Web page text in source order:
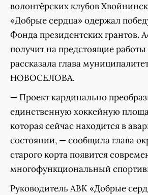
волонтёрских клубов
«Добрые сердца» одержал
Фонда президентских грантов.
получит на предстоящие работы
рассказала глава
НОВОСЕЛОВА.
— Проект кардинально
единственную хоккейную
которая сейчас находится в
состоянии, — сообщила глава
старого корта появится
многофункциональный
Руководитель АВК «Добрые